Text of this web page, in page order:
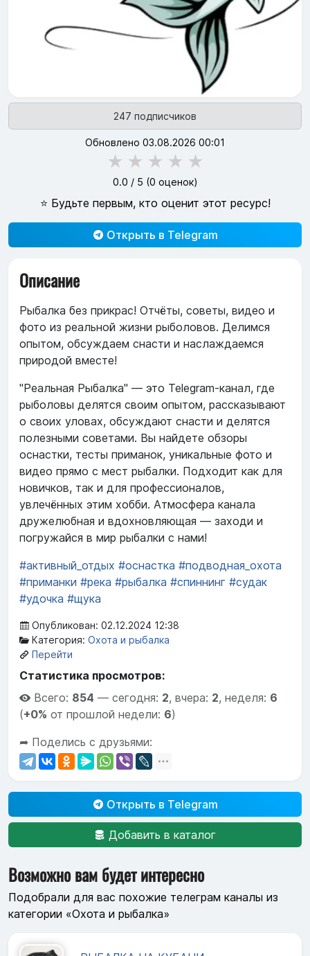
247 подписчиков
Обновлено 03.08.2026 00:01
★ ★ ★ ★ ★
0.0 / 5 (0 оценок)
⭐ Будьте первым, кто оценит этот ресурс!
Открыть в Telegram
Описание
Рыбалка без прикрас! Отчёты, советы, видео и
фото из реальной жизни рыболовов. Делимся
опытом, обсуждаем снасти и наслаждаемся
природой вместе!
"Реальная Рыбалка" — это Telegram-канал, где
рыболовы делятся своим опытом, рассказывают
о своих уловах, обсуждают снасти и делятся
полезными советами. Вы найдете обзоры
оснастки, тесты приманок, уникальные фото и
видео прямо с мест рыбалки. Подходит как для
новичков, так и для профессионалов,
увлечённых этим хобби. Атмосфера канала
дружелюбная и вдохновляющая — заходи и
погружайся в мир рыбалки с нами!
#активный_отдых #оснастка #подводная_охота
#приманки #река #рыбалка #спиннинг #судак
#удочка #щука
Опубликован: 02.12.2024 12:38
Категория: Охота и рыбалка
Перейти
Статистика просмотров:
Всего: 854 — сегодня: 2, вчера: 2, неделя: 6
(+0% от прошлой недели: 6)
➦ Поделись с друзьями:
Открыть в Telegram
Добавить в каталог
Возможно вам будет интересно
Подобрали для вас похожие телеграм каналы из
категории «Охота и рыбалка»